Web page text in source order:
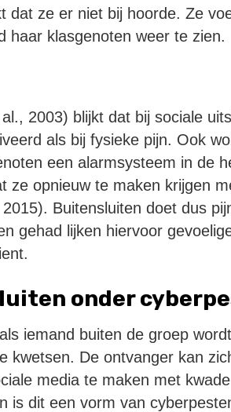
dat ze er niet bij hoorde. Ze
haar klasgenoten weer te zien.
2003) blijkt dat bij sociale
als bij fysieke pijn. Ook
een alarmsysteem in de
ze opnieuw te maken krijgen
Buitensluiten doet dus
gehad lijken hiervoor
onder
iemand buiten de groep
kwetsen. De ontvanger kan
media te maken met
is dit een vorm van